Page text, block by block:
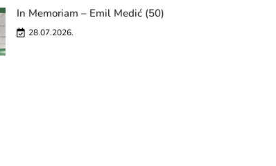
In Memoriam – Emil Medić (50)
28.07.2026.